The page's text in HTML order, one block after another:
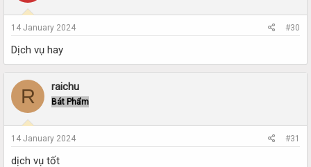
14 January 2024 #30
Dịch vụ hay
R raichu
Bát Phẩm
14 January 2024 #31
dịch vụ tốt